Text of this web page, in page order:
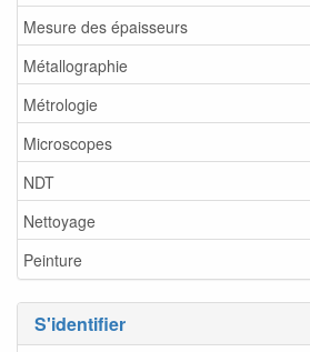
Mesure des épaisseurs
Métallographie
Métrologie
Microscopes
NDT
Nettoyage
Peinture
S'identifier